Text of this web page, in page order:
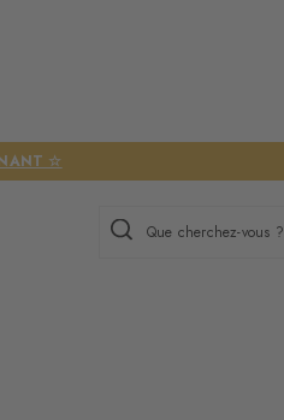
☆
Que cherchez-vous ?